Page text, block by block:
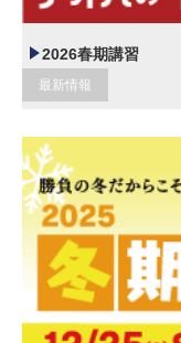
2026春期講習
最新情報